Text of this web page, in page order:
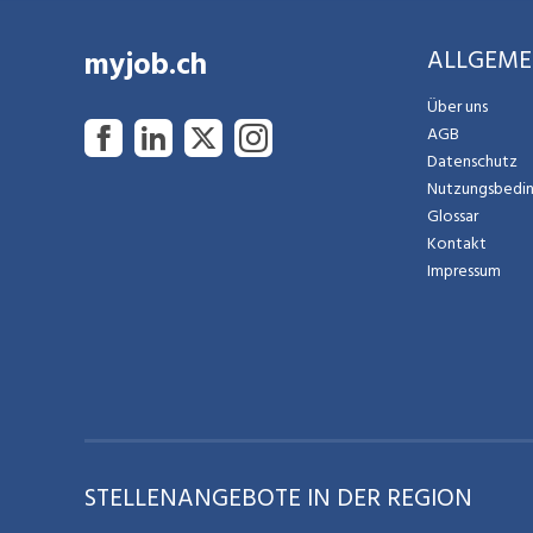
Karrieremöglichkeiten unter
myjob.ch
Über uns
AGB
Datenschutz
Glossar
Kontakt
Impressum
STELLENANGEBOTE IN DER REGION